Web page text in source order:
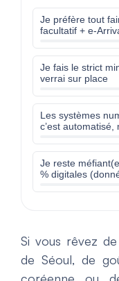
Je préfère tout
facultatif + e-
Je fais le strict
verrai sur place
Les systèmes
c’est automatisé,
Je reste
% digitales
Si vous rêvez
de Séoul, de